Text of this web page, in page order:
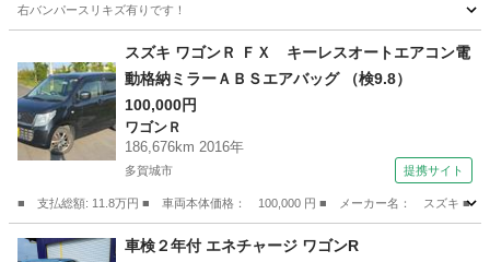
右バンパースリキズ有りです！
梅ケ沢駅 ワゴンＲ
スズキ ワゴンＲ ＦＸ キーレスオートエアコン電
動格納ミラーＡＢＳエアバッグ （検9.8）
100,000円
ワゴンＲ
186,676km 2016年
多賀城市 提携サイト
■ 支払総額: 11.8万円 ■ 車両本体価格： 100,000 円 ■ メーカー名： スズキ ■
宮城 多賀城市 ワゴンＲ
車検２年付 エネチャージ ワゴンR